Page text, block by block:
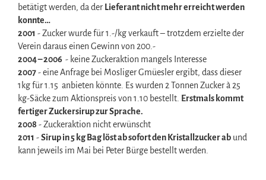
betätigt werden, da der Lieferant nicht mehr erreicht werden
konnte…
2001 - Zucker wurde für 1.-/kg verkauft – trotzdem erzielte der
Verein daraus einen Gewinn von 200.-
2004 – 2006 - keine Zuckeraktion mangels Interesse
2007- eine Anfrage bei Mosliger Gmüesler ergibt, dass dieser
1kg für 1.15 anbieten könnte. Es wurden 2 Tonnen Zucker à 25
kg-Säcke zum Aktionspreis von 1.10 bestellt.
Erstmals kommt
fertiger Zuckersirup zur Sprache.
2008 - Zuckeraktion nicht erwünscht
2011 -Sirup in 5 kg Bag löst ab sofort den Kristallzucker ab und
kann jeweils im Mai bei Peter Bürge bestellt werden.